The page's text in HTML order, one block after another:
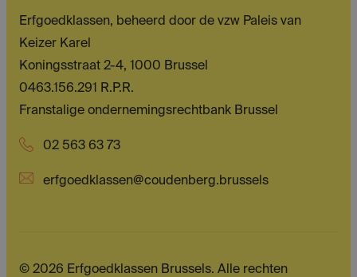
Erfgoedklassen, beheerd door de vzw Paleis van
Keizer Karel
Koningsstraat 2-4, 1000 Brussel
0463.156.291 R.P.R.
Franstalige ondernemingsrechtbank Brussel
02 563 63 73
erfgoedklassen@coudenberg.brussels
© 2026 Erfgoedklassen Brussels. Alle rechten